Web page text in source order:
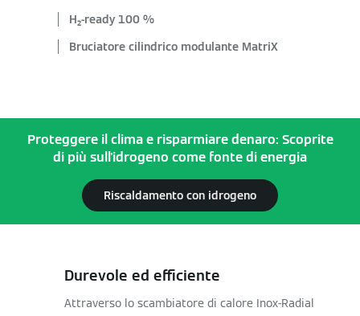
H₂-ready 100 %
Bruciatore cilindrico modulante MatriX
Proteggere il clima e risparmiare denaro: Scoprite
di più sull'idrogeno come fonte di energia
Riscaldamento con idrogeno
Durevole ed efficiente
Attraverso lo scambiatore di calore Inox-Radial